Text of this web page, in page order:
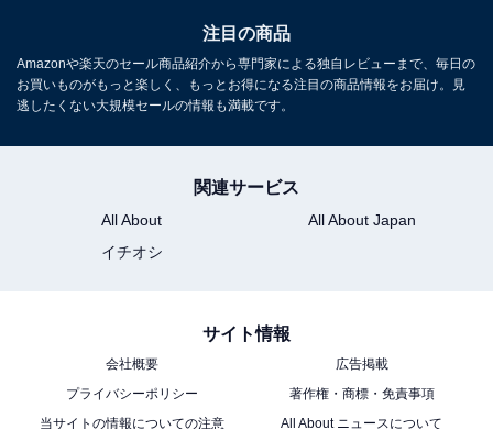
注目の商品
Amazonや楽天のセール商品紹介から専門家による独自レビューまで、毎日の
お買いものがもっと楽しく、もっとお得になる注目の商品情報をお届け。見
逃したくない大規模セールの情報も満載です。
関連サービス
All About
All About Japan
イチオシ
サイト情報
会社概要
広告掲載
プライバシーポリシー
著作権・商標・免責事項
当サイトの情報についての注意
All About ニュースについて